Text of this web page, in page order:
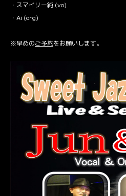
・スマイリー純 (vo)
・Ai (org)
※早めのご予約をお願いします。